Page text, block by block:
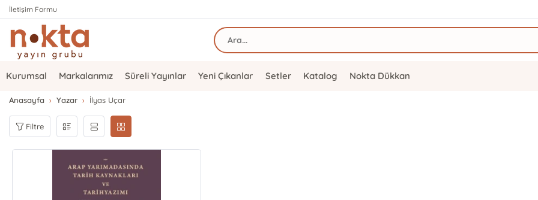
İletişim Formu
Kurumsal Markalarımız Süreli Yayınlar Yeni Çıkanlar Setler Katalog Nokta Dükkan
Anasayfa Yazar İlyas Uçar
Filtre